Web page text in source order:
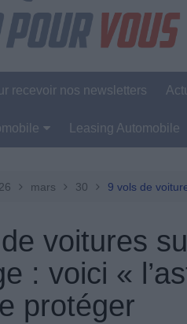
recevoir nos newsletters
Leasing Automobile
mars 30 9 vols de
voitures
: voici «
protéger